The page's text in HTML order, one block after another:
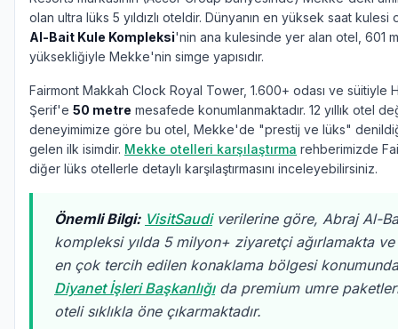
olan ultra lüks 5 yıldızlı oteldir. Dünyanın en yüksek saat kulesi
Al-Bait Kule Kompleksi'nin ana kulesinde yer alan otel, 601
yüksekliğiyle Mekke'nin simge yapısıdır.
Fairmont Makkah Clock Royal Tower, 1.600+ odası ve süitiyle
Şerif'e 50 metre mesafede konumlanmaktadır. 12 yıllık otel
deneyimimize göre bu otel, Mekke'de "prestij ve lüks"
gelen ilk isimdir. Mekke otelleri karşılaştırma rehberimizde
diğer lüks otellerle detaylı karşılaştırmasını inceleyebilirsiniz.
Önemli Bilgi: VisitSaudiverilerine göre, Abraj Al-
kompleksi yılda 5 milyon+ ziyaretçi ağırlamakta
en çok tercih edilen konaklama bölgesi
Diyanet İşleri Başkanlığıda premium umre
oteli sıklıkla öne çıkarmaktadır.